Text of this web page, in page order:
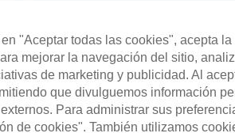
vez más en Internet, sigue
"Aceptar todas las cookies", acepta
mejorar la navegación del sitio,
de marketing y publicidad. Al
que divulguemos información
Para administrar sus
de cookies". También utilizamos